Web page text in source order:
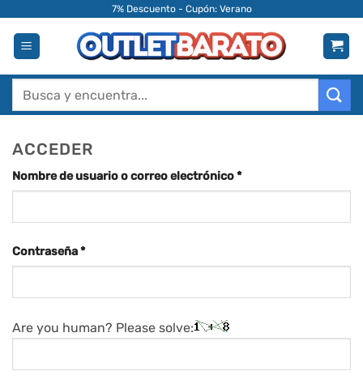
contenido
7% Descuento - Cupón: Verano
Buscar
ACCEDER
Nombre de usuario o correo electrónico*Obligatorio
Contraseña*Obligatorio
Are you human? Please solve: